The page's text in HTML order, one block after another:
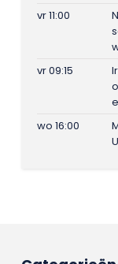
vr 11:00
vr 09:15
wo 16:00